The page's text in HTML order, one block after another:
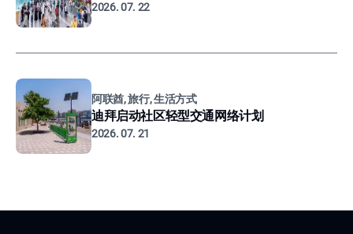
2026. 07. 22
阿联酋, 旅行, 生活方式
迪拜启动社区轻型交通网络计划
2026. 07. 21